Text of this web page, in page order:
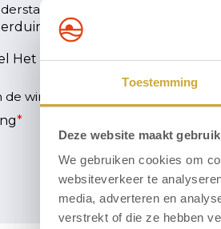
Toestemming
Deze website maakt
We gebruiken cookies om
websiteverkeer te
media, adverteren en
verstrekt of die ze hebben
hotels heeft uw
Het Hoge Duin
de winactie en geef toestemming
*